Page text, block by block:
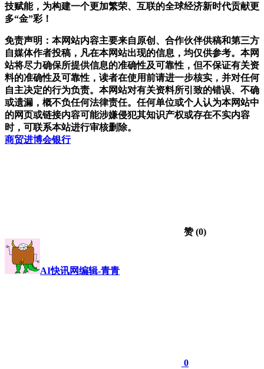
技赋能，为构建一个更加繁荣、互联的全球经济新时代贡献更
多“金”彩！
免责声明：本网站内容主要来自原创、合作伙伴供稿和第三方
自媒体作者投稿，凡在本网站出现的信息，均仅供参考。本网
站将尽力确保所提供信息的准确性及可靠性，但不保证有关资
料的准确性及可靠性，读者在使用前请进一步核实，并对任何
自主决定的行为负责。本网站对有关资料所引致的错误、不确
或遗漏，概不负任何法律责任。任何单位或个人认为本网站中
的网页或链接内容可能涉嫌侵犯其知识产权或存在不实内容
时，可联系本站进行审核删除。
商贸进博会银行
赞(0)
AI快讯网编辑-青青
0